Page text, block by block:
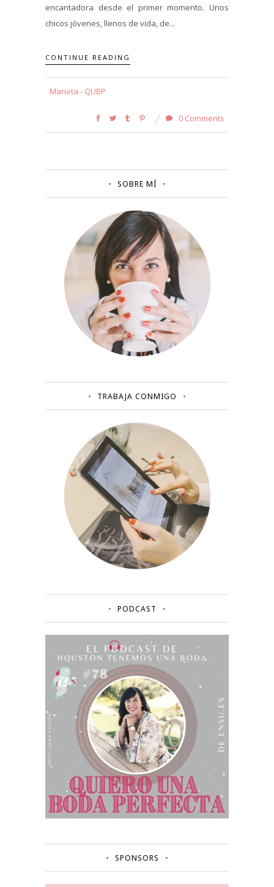
encantadora desde el primer momento. Unos
chicos jóvenes, llenos de vida, de...
CONTINUE READING
Marieta - QUBP
0 Comments
SOBRE MÍ
TRABAJA CONMIGO
PODCAST
SPONSORS